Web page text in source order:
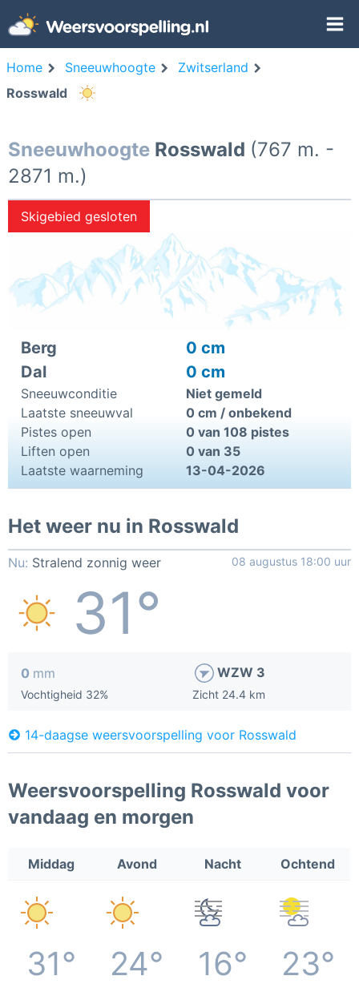
Home Sneeuwhoogte
Zwitserland
Rosswald
Sneeuwhoogte Rosswald (767 m. -
2871 m.)
Skigebied gesloten
Berg
0 cm
Dal
0 cm
Sneeuwconditie
Niet gemeld
Laatste sneeuwval
0 cm / onbekend
Pistes open
0 van 108 pistes
Liften open
0 van 35
Laatste waarneming
13-04-2026
Het weer nu in Rosswald
Nu: Stralend zonnig weer 08 augustus 18:00 uur
31°
0 mm
Vochtigheid 32%
WZW 3
Zicht 24.4 km
14-daagse weersvoorspelling voor Rosswald
Weersvoorspelling Rosswald voor
vandaag en morgen
Middag Avond Nacht Ochtend
31° 24° 16° 23°